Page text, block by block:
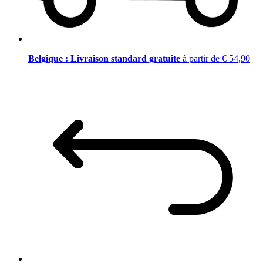
Belgique : Livraison standard gratuite à partir de € 54,90